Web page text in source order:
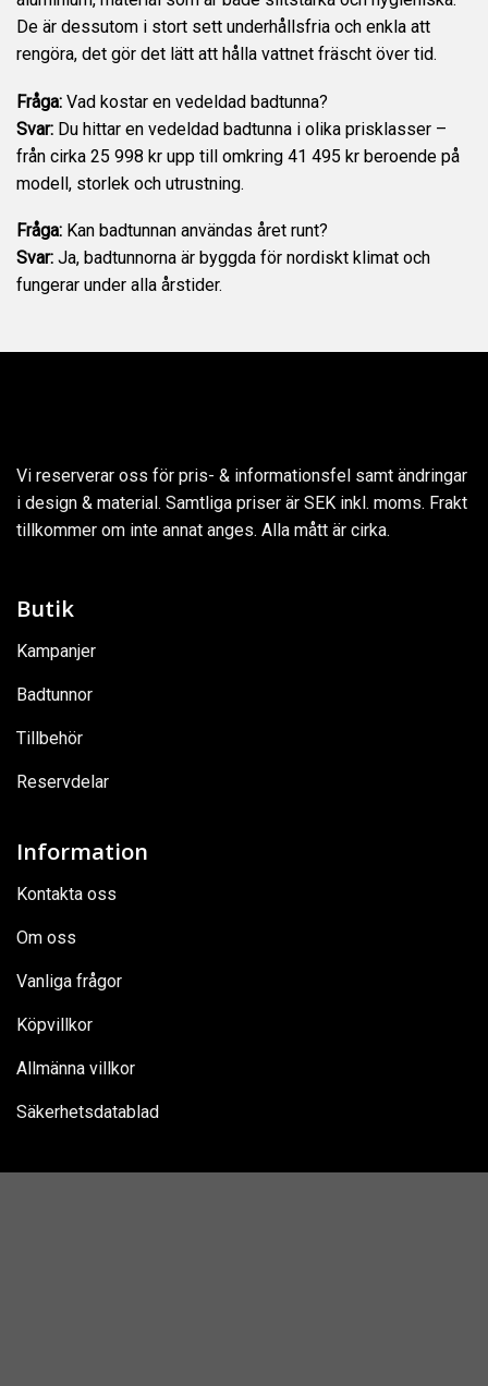
De är dessutom i stort sett underhållsfria och enkla att
rengöra, det gör det lätt att hålla vattnet fräscht över tid.
Fråga: Vad kostar en vedeldad badtunna?
Svar: Du hittar en vedeldad badtunna i olika prisklasser –
från cirka 25 998 kr upp till omkring 41 495 kr beroende på
modell, storlek och utrustning.
Fråga: Kan badtunnan användas året runt?
Svar: Ja, badtunnorna är byggda för nordiskt klimat och
fungerar under alla årstider.
Vi reserverar oss för pris- & informationsfel samt ändringar
i design & material. Samtliga priser är SEK inkl. moms. Frakt
tillkommer om inte annat anges. Alla mått är cirka.
Butik
Kampanjer
Badtunnor
Tillbehör
Reservdelar
Information
Kontakta oss
Om oss
Vanliga frågor
Köpvillkor
Allmänna villkor
Säkerhetsdatablad
Kontakta oss